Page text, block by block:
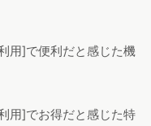
]で便利だと感じた機
]でお得だと感じた特